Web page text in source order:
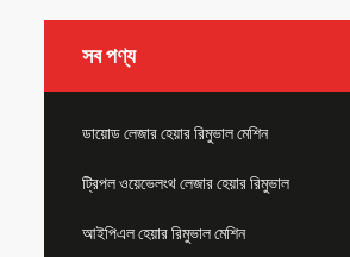
সব পণ্য
ডায়োড লেজার হেয়ার রিমুভাল মেশিন
ট্রিপল ওয়েভেলংথ লেজার হেয়ার রিমুভাল
আইপিএল হেয়ার রিমুভাল মেশিন